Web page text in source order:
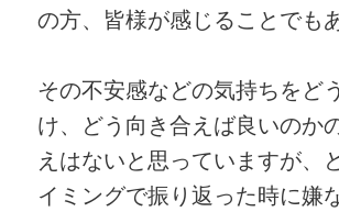
の方、皆様が感じることでも
その不安感などの気持ちをど
け、どう向き合えば良いのか
えはないと思っていますが、
イミングで振り返った時に嫌